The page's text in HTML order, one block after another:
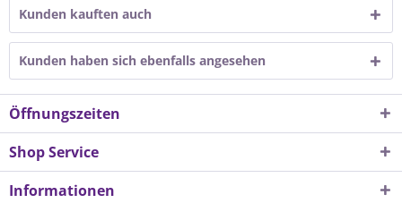
Kunden kauften auch
Kunden haben sich ebenfalls angesehen
Öffnungszeiten
Shop Service
Informationen